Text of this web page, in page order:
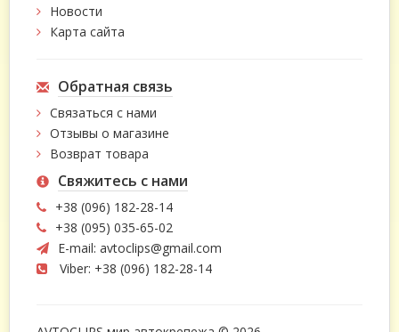
Новости
Карта сайта
Обратная связь
Связаться с нами
Отзывы о магазине
Возврат товара
Свяжитесь с нами
+38 (096) 182-28-14
+38 (095) 035-65-02
E-mail: avtoclips@gmail.com
Viber: +38 (096) 182-28-14